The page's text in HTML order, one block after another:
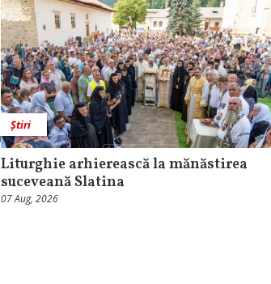
Știri
Liturghie arhierească la mănăstirea
suceveană Slatina
07 Aug, 2026